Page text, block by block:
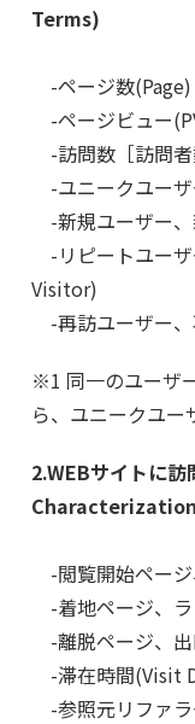
Terms)
-ページ数(Page)
-ページビュー
-訪問数［訪問
-ユニークユー
-新規ユーザー
-リピートユー
Visitor)
-再訪ユーザー
※1 同一のユーザ
ら、ユニークユー
2.WEBサイトに
-閲覧開始ペー
-着地ページ、
-離脱ページ、
-滞在時間(Visit
-参照元リファ